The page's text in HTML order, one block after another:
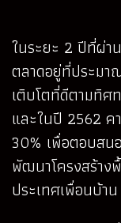
ในระยะ 2 ปีที่ผ่า
ตลาดอยู่ที่ประมา
เติบโตที่ดีตามทิศ
และในปี 2562 ค
30% เพื่อตอบสน
พัฒนาโครงสร้าง
ประเทศเพื่อนบ้า